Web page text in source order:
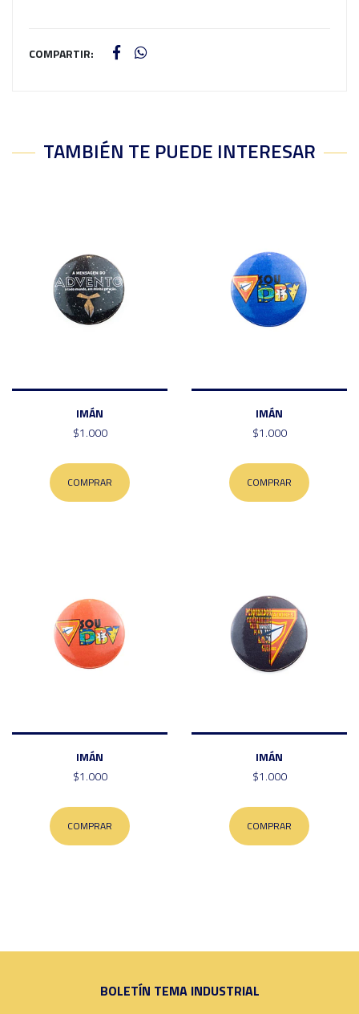
COMPARTIR:
TAMBIÉN TE PUEDE INTERESAR
IMÁN
$1.000
COMPRAR
IMÁN
$1.000
COMPRAR
IMÁN
$1.000
COMPRAR
IMÁN
$1.000
COMPRAR
BOLETÍN TEMA INDUSTRIAL